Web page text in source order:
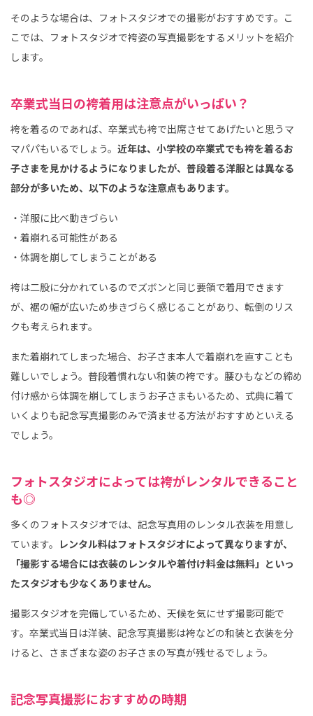
そのような場合は、フォトスタジオでの撮影がおすすめです。こ
こでは、フォトスタジオで袴姿の写真撮影をするメリットを紹介
します。
卒業式当日の袴着用は注意点がいっぱい？
袴を着るのであれば、卒業式も袴で出席させてあげたいと思うマ
マパパもいるでしょう。 近年は、小学校の卒業式でも袴を着るお
子さまを見かけるようになりましたが、普段着る洋服とは異なる
部分が多いため、以下のような注意点もあります。
・洋服に比べ動きづらい
・着崩れる可能性がある
・体調を崩してしまうことがある
袴は二股に分かれているのでズボンと同じ要領で着用できます
が、裾の幅が広いため歩きづらく感じることがあり、転倒のリス
クも考えられます。
また着崩れてしまった場合、お子さま本人で着崩れを直すことも
難しいでしょう。普段着慣れない和装の袴です。腰ひもなどの締め
付け感から体調を崩してしまうお子さまもいるため、式典に着て
いくよりも記念写真撮影のみで済ませる方法がおすすめといえる
でしょう。
フォトスタジオによっては袴がレンタルできること
も◎
多くのフォトスタジオでは、記念写真用のレンタル衣装を用意し
ています。 レンタル料はフォトスタジオによって異なりますが、
「撮影する場合には衣装のレンタルや着付け料金は無料」といっ
たスタジオも少なくありません。
撮影スタジオを完備しているため、天候を気にせず撮影可能で
す。卒業式当日は洋装、記念写真撮影は袴などの和装と衣装を分
けると、さまざまな姿のお子さまの写真が残せるでしょう。
記念写真撮影におすすめの時期